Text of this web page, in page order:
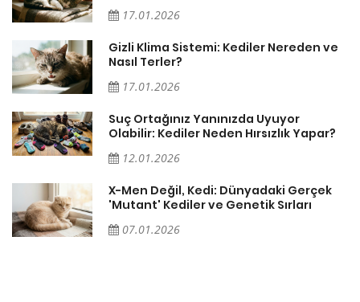
17.01.2026
Gizli Klima Sistemi: Kediler Nereden ve
Nasıl Terler?
17.01.2026
Suç Ortağınız Yanınızda Uyuyor
Olabilir: Kediler Neden Hırsızlık Yapar?
12.01.2026
X-Men Değil, Kedi: Dünyadaki Gerçek
'Mutant' Kediler ve Genetik Sırları
07.01.2026